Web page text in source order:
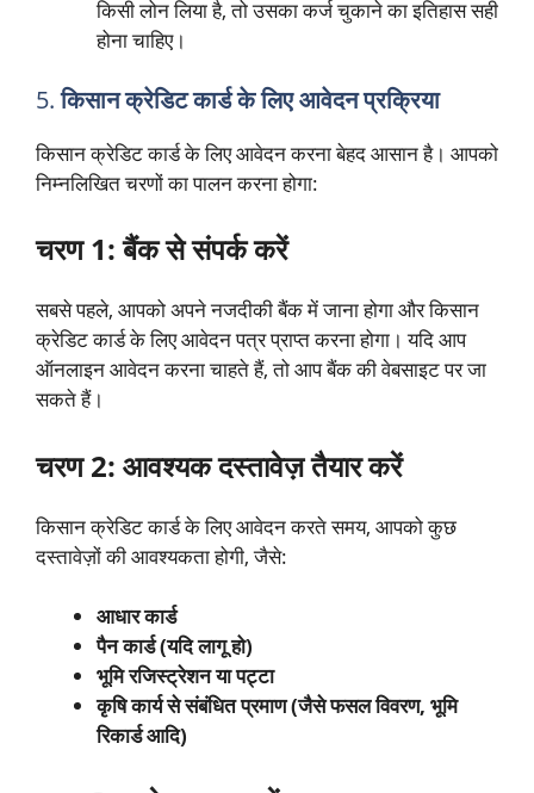
किसी लोन लिया है, तो उसका कर्ज चुकाने का इतिहास सही
होना चाहिए।
5.किसान क्रेडिट कार्ड के लिए आवेदन प्रक्रिया
किसान क्रेडिट कार्ड के लिए आवेदन करना बेहद आसान है। आपको
निम्नलिखित चरणों का पालन करना होगा:
चरण 1: बैंक से संपर्क करें
सबसे पहले, आपको अपने नजदीकी बैंक में जाना होगा और किसान
क्रेडिट कार्ड के लिए आवेदन पत्र प्राप्त करना होगा। यदि आप
ऑनलाइन आवेदन करना चाहते हैं, तो आप बैंक की वेबसाइट पर जा
सकते हैं।
चरण 2: आवश्यक दस्तावेज़ तैयार करें
किसान क्रेडिट कार्ड के लिए आवेदन करते समय, आपको कुछ
दस्तावेज़ों की आवश्यकता होगी, जैसे:
आधार कार्ड
पैन कार्ड (यदि लागू हो)
भूमि रजिस्ट्रेशन या पट्टा
कृषि कार्य से संबंधित प्रमाण (जैसे फसल विवरण, भूमि
रिकार्ड आदि)